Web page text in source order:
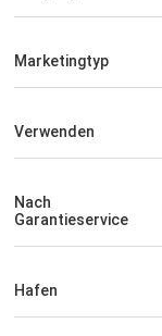
Marketingtyp
Verwenden
Nach
Garantieservice
Hafen